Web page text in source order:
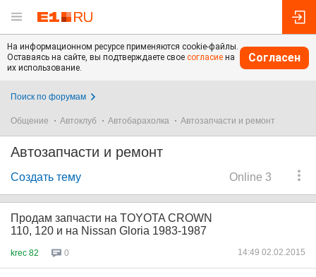
На информационном ресурсе применяются cookie-файлы.
Оставаясь на сайте, вы подтверждаете свое согласие на
их использование.
Согласен
Поиск по форумам
Общение Автоклуб Автобарахолка Автозапчасти и ремонт
Автозапчасти и ремонт
Online 3
Создать тему
Продам запчасти на TOYOTA CROWN
110, 120 и на Nissan Gloria 1983-1987
krec 82 0 14:49 02.02.2015